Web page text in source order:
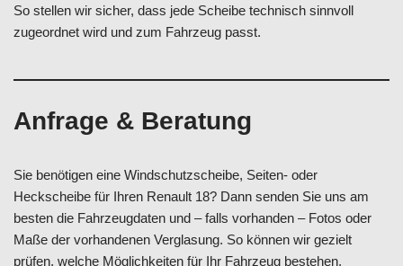
So stellen wir sicher, dass jede Scheibe technisch sinnvoll
zugeordnet wird und zum Fahrzeug passt.
Anfrage & Beratung
Sie benötigen eine Windschutzscheibe, Seiten- oder
Heckscheibe für Ihren Renault 18? Dann senden Sie uns am
besten die Fahrzeugdaten und – falls vorhanden – Fotos oder
Maße der vorhandenen Verglasung. So können wir gezielt
prüfen, welche Möglichkeiten für Ihr Fahrzeug bestehen.